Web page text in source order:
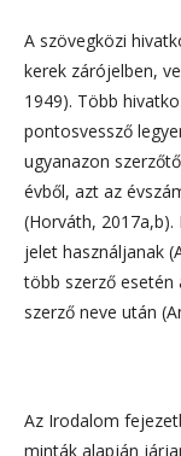
A szövegközi
kerek zárójelben,
1949). Több
pontosvessző
ugyanazon
évből, azt az
(Horváth,
jelet használjanak
több szerző esetén
szerző neve után
Az Irodalom
minták alapján